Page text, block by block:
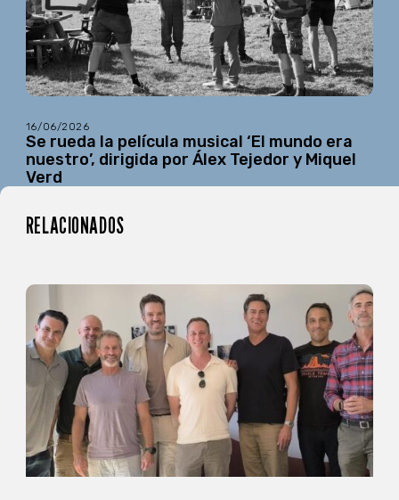
16/06/2026
Se rueda la película musical ‘El mundo era
nuestro’, dirigida por Álex Tejedor y Miquel
Verd
RELACIONADOS